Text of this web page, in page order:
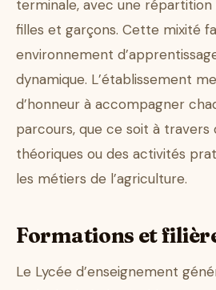
terminale, avec une
filles et garçons. Cette mixité
environnement
dynamique. L’établissement
d’honneur à accompagner
parcours, que ce soit à travers
théoriques ou des activités
les métiers de l’agriculture.
Formations et
Le Lycée d’enseignement